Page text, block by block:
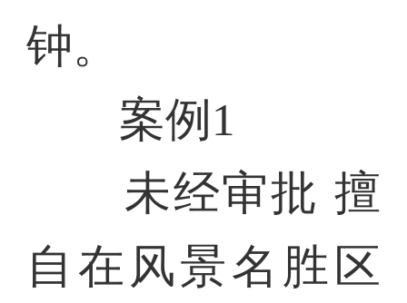
钟。
案例1
未经审批 擅
自在风景名胜区